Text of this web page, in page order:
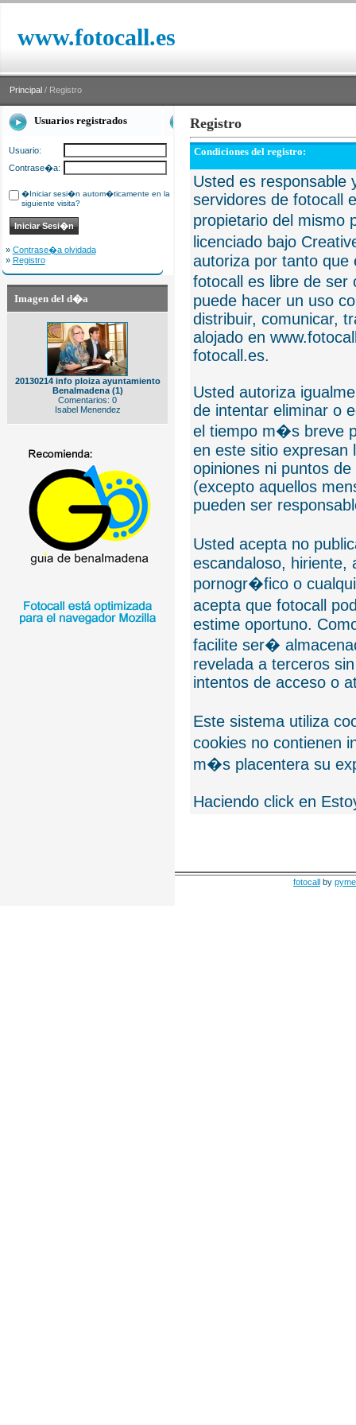
www.fotocall.es
Principal / Registro
Usuarios registrados
Usuario:
Contrase�a:
�Iniciar sesi�n autom�ticamente en la
siguiente visita?
» Contrase�a olvidada
» Registro
Imagen del d�a
20130214 info ploiza ayuntamiento
Benalmadena (1)
Comentarios: 0
Isabel Menendez
Registro
Condiciones del registro:
Usted es responsable
servidores de fotocall
propietario del mismo
licenciado bajo
autoriza por tanto que
fotocall es libre de
puede hacer un uso
distribuir, comunicar,
alojado en
fotocall.es.
Usted autoriza
de intentar eliminar o
el tiempo m�s breve
en este sitio expresan
opiniones ni puntos
(excepto aquellos
pueden ser
Usted acepta no
escandaloso, hiriente,
pornogr�fico o
acepta que fotocall
estime oportuno.
facilite ser�
revelada a terceros
intentos de acceso o
Este sistema utiliza
cookies no contienen
m�s placentera su
Haciendo click en
fotocall by